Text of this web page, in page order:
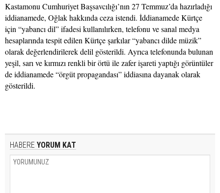
Kastamonu Cumhuriyet Başsavcılığı’nın 27 Temmuz’da hazırladığı
iddianamede, Oğlak hakkında ceza istendi. İddianamede Kürtçe
için “yabancı dil” ifadesi kullanılırken, telefonu ve sanal medya
hesaplarında tespit edilen Kürtçe şarkılar “yabancı dilde müzik”
olarak değerlendirilerek delil gösterildi. Ayrıca telefonunda bulunan
yeşil, sarı ve kırmızı renkli bir örtü ile zafer işareti yaptığı görüntüler
de iddianamede “örgüt propagandası” iddiasına dayanak olarak
gösterildi.
HABERE YORUM KAT